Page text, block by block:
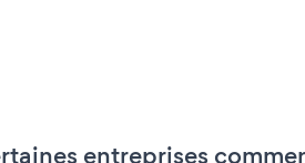
entreprises